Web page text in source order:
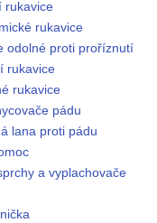
rukavice
rukavice
odolné proti proříznutí
rukavice
rukavice
pádu
lana proti pádu
a vyplachovače